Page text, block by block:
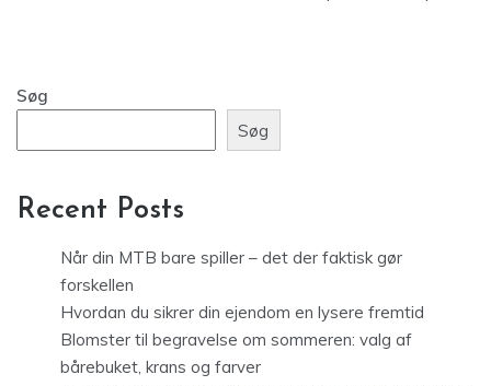
Søg
Søg
Recent Posts
Når din MTB bare spiller – det der faktisk gør
forskellen
Hvordan du sikrer din ejendom en lysere fremtid
Blomster til begravelse om sommeren: valg af
bårebuket, krans og farver